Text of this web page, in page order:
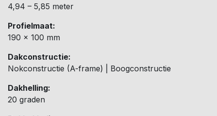
4,94 – 5,85 meter
Profielmaat:
190 x 100 mm
Dakconstructie:
Nokconstructie (A-frame) | Boogconstructie
Dakhelling:
20 graden